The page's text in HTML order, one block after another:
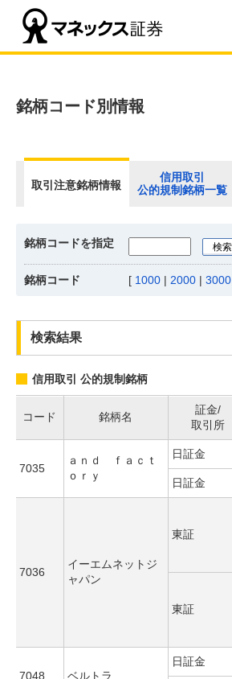
銘柄コード別情報
取引注意銘柄情報
信用取引
公的規制銘柄一覧
銘柄コードを指定
銘柄コード [ 1000 | 2000 | 3000
検索結果
信用取引 公的規制銘柄
コード 銘柄名
証金/
取引所
7035
ａｎｄ ｆａｃｔ
ｏｒｙ
日証金
日証金
7036
イーエムネットジ
ャパン
東証
東証
7048 ベルトラ
日証金